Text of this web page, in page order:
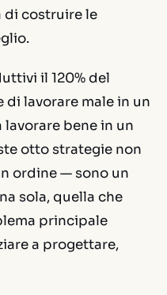
di costruire le
il 120% del
lavorare male in un
bene in un
otto strategie non
ordine — sono un
sola, quella che
principale
a progettare,